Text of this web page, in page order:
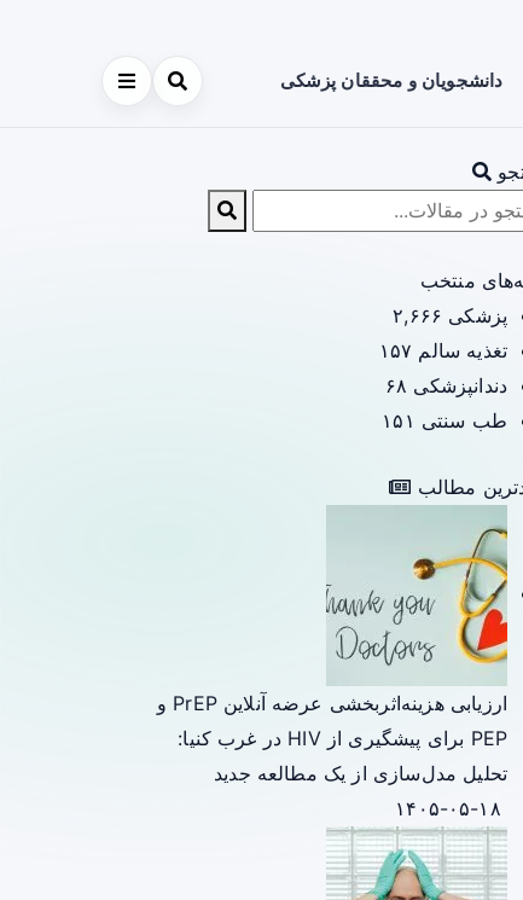
دانشجویان و محققان پزشکی
منتخب
پزشکی ۲,۶۶۶
تغذیه سالم ۱۵۷
دندانپزشکی ۶۸
طب سنتی ۱۵۱
مطالب
ارزیابی هزینه‌اثربخشی عرضه آنلاین PrEP و
PEP برای پیشگیری از HIV در غرب کنیا:
تحلیل مدل‌سازی از یک مطالعه جدید